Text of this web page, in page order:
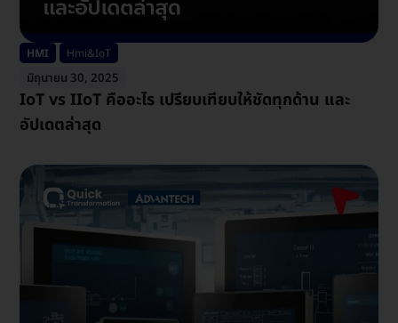
HMI Hmi&IoT
มิถุนายน 30, 2025
IoT vs IIoT คืออะไร เปรียบเทียบให้ชัดทุกด้าน และ
อัปเดตล่าสุด